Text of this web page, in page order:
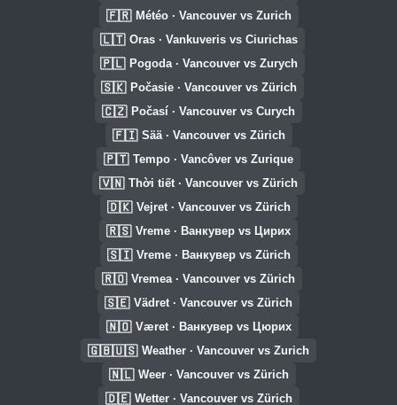
🇫🇷 Météo · Vancouver vs Zurich
🇱🇹 Oras · Vankuveris vs Ciurichas
🇵🇱 Pogoda · Vancouver vs Zurych
🇸🇰 Počasie · Vancouver vs Zürich
🇨🇿 Počasí · Vancouver vs Curych
🇫🇮 Sää · Vancouver vs Zürich
🇵🇹 Tempo · Vancôver vs Zurique
🇻🇳 Thời tiết · Vancouver vs Zürich
🇩🇰 Vejret · Vancouver vs Zürich
🇷🇸 Vreme · Ванкувер vs Цирих
🇸🇮 Vreme · Ванкувер vs Zürich
🇷🇴 Vremea · Vancouver vs Zürich
🇸🇪 Vädret · Vancouver vs Zürich
🇳🇴 Været · Ванкувер vs Цюрих
🇬🇧🇺🇸 Weather · Vancouver vs Zurich
🇳🇱 Weer · Vancouver vs Zürich
🇩🇪 Wetter · Vancouver vs Zürich